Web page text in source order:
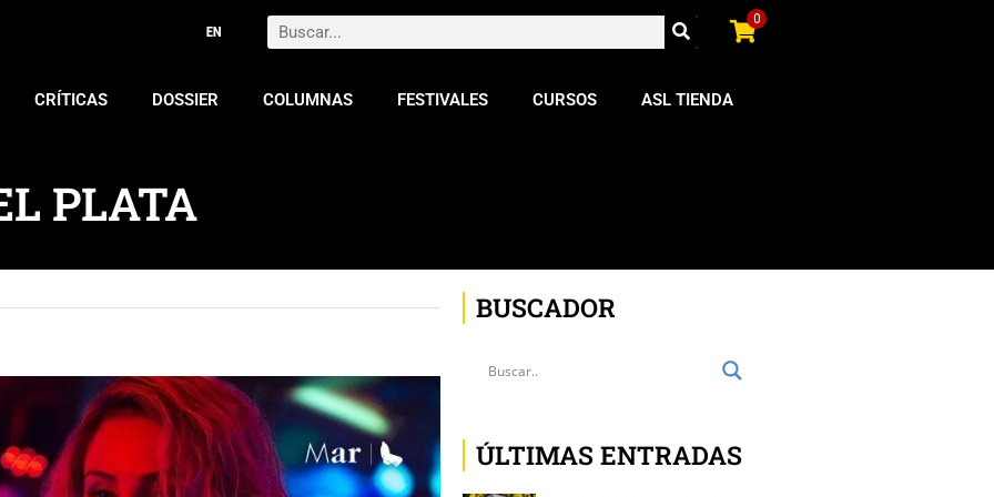
Search 0
CRÍTICAS DOSSIER COLUMNAS FESTIVALES CURSOS ASL TIENDA
PLATA
BUSCADOR
ÚLTIMAS ENTRADAS